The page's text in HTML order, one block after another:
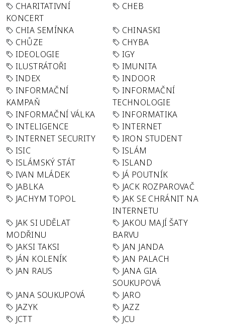
CHARITATIVNÍ
KONCERT
CHEB
CHIA SEMÍNKA
CHINASKI
CHŮZE
CHYBA
IDEOLOGIE
IGY
ILUSTRÁTOŘI
IMUNITA
INDEX
INDOOR
INFORMAČNÍ
KAMPAŇ
INFORMAČNÍ
TECHNOLOGIE
INFORMAČNÍ VÁLKA
INFORMATIKA
INTELIGENCE
INTERNET
INTERNET SECURITY
IRON STUDENT
ISIC
ISLÁM
ISLÁMSKÝ STÁT
ISLAND
IVAN MLÁDEK
JÁ POUTNÍK
JABLKA
JACK ROZPAROVAČ
JACHYM TOPOL
JAK SE CHRÁNIT NA
INTERNETU
JAK SI UDĚLAT
MODŘINU
JAKOU MAJÍ ŠATY
BARVU
JAKSI TAKSI
JAN JANDA
JÁN KOLENÍK
JAN PALACH
JAN RAUS
JANA GIA
SOUKUPOVÁ
JANA SOUKUPOVÁ
JARO
JAZYK
JAZZ
JCTT
JCU